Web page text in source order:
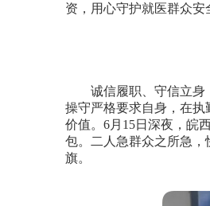
资，用心守护就医群众安
诚信履职、守信立身，
操守严格要求自身，在
价值。6月15日深夜，皖
包。二人急群众之所急
旗。